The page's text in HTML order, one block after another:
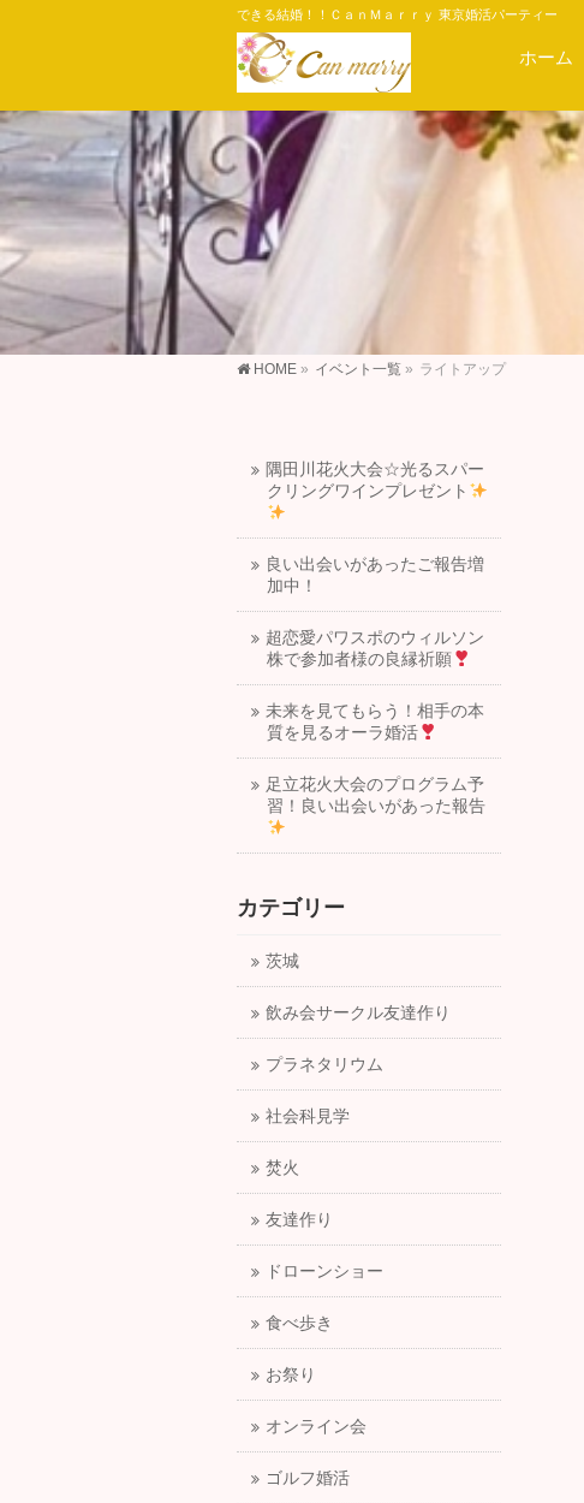
できる結婚！！ＣａｎＭａｒｒｙ 東京婚活パーティー
ホーム
HOME » イベント一覧 » ライトアップ
隅田川花火大会☆光るスパー
クリングワインプレゼント
良い出会いがあったご報告増
加中！
超恋愛パワスポのウィルソン
株で参加者様の良縁祈願
未来を見てもらう！相手の本
質を見るオーラ婚活
足立花火大会のプログラム予
習！良い出会いがあった報告
カテゴリー
茨城
飲み会サークル友達作り
プラネタリウム
社会科見学
焚火
友達作り
ドローンショー
食べ歩き
お祭り
オンライン会
ゴルフ婚活